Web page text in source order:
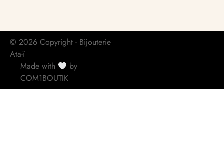
© 2026 Copyright - Bijouterie
Ata-ï
Made with
by
COM1BOUTIK